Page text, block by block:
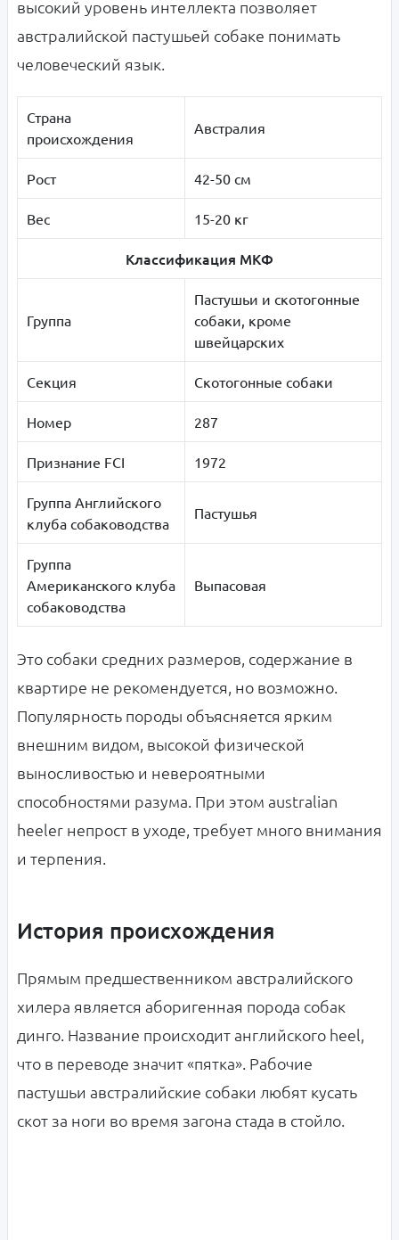
высокий уровень интеллекта позволяет
австралийской пастушьей собаке понимать
человеческий язык.
Страна
происхождения
Австралия
Рост 42-50 см
Вес 15-20 кг
Классификация МКФ
Группа
Пастушьи и скотогонные
собаки, кроме
швейцарских
Секция Скотогонные собаки
Номер 287
Признание FCI 1972
Группа Английского
клуба собаководства
Пастушья
Группа
Американского клуба
собаководства
Выпасовая
Это собаки средних размеров, содержание в
квартире не рекомендуется, но возможно.
Популярность породы объясняется ярким
внешним видом, высокой физической
выносливостью и невероятными
способностями разума. При этом australian
heeler непрост в уходе, требует много внимания
и терпения.
История происхождения
Прямым предшественником австралийского
хилера является аборигенная порода собак
динго. Название происходит английского heel,
что в переводе значит «пятка». Рабочие
пастушьи австралийские собаки любят кусать
скот за ноги во время загона стада в стойло.